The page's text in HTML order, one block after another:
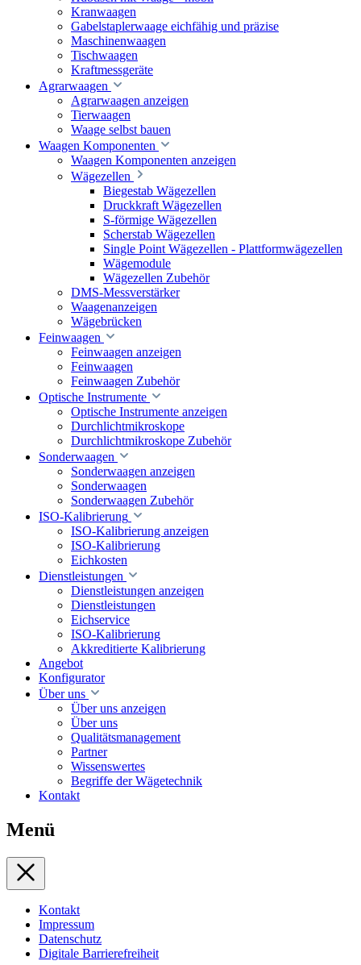
Kranwaagen
Gabelstaplerwaage eichfähig und präzise
Maschinenwaagen
Tischwaagen
Kraftmessgeräte
Agrarwaagen
Agrarwaagen anzeigen
Tierwaagen
Waage selbst bauen
Waagen Komponenten
Waagen Komponenten anzeigen
Wägezellen
Biegestab Wägezellen
Druckkraft Wägezellen
S-förmige Wägezellen
Scherstab Wägezellen
Single Point Wägezellen - Plattformwägezellen
Wägemodule
Wägezellen Zubehör
DMS-Messverstärker
Waagenanzeigen
Wägebrücken
Feinwaagen
Feinwaagen anzeigen
Feinwaagen
Feinwaagen Zubehör
Optische Instrumente
Optische Instrumente anzeigen
Durchlichtmikroskope
Durchlichtmikroskope Zubehör
Sonderwaagen
Sonderwaagen anzeigen
Sonderwaagen
Sonderwaagen Zubehör
ISO-Kalibrierung
ISO-Kalibrierung anzeigen
ISO-Kalibrierung
Eichkosten
Dienstleistungen
Dienstleistungen anzeigen
Dienstleistungen
Eichservice
ISO-Kalibrierung
Akkreditierte Kalibrierung
Angebot
Konfigurator
Über uns
Über uns anzeigen
Über uns
Qualitätsmanagement
Partner
Wissenswertes
Begriffe der Wägetechnik
Kontakt
Menü
Kontakt
Impressum
Datenschutz
Digitale Barrierefreiheit